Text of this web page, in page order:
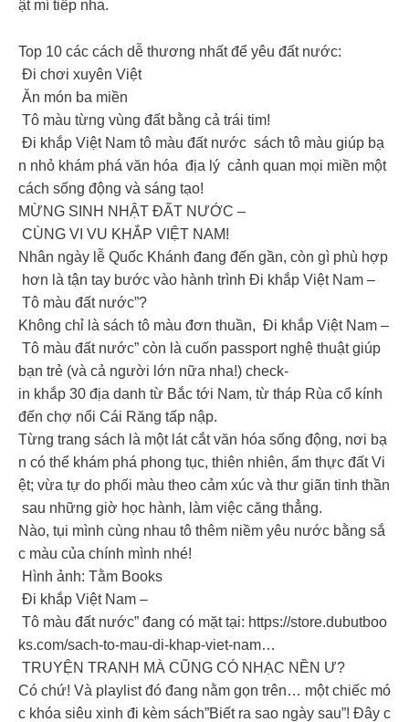
ật mí tiếp nha.
Top 10 các cách dễ thương nhất để yêu đất nước:
Đi chơi xuyên Việt
Ăn món ba miền
Tô màu từng vùng đất bằng cả trái tim!
Đi khắp Việt Nam tô màu đất nước sách tô màu giúp bạ
n nhỏ khám phá văn hóa địa lý cảnh quan mọi miền một
cách sống động và sáng tạo!
MỪNG SINH NHẬT ĐẤT NƯỚC –
CÙNG VI VU KHẮP VIỆT NAM!
Nhân ngày lễ Quốc Khánh đang đến gần, còn gì phù hợp
hơn là tận tay bước vào hành trình Đi khắp Việt Nam –
Tô màu đất nước”?
Không chỉ là sách tô màu đơn thuần, Đi khắp Việt Nam –
Tô màu đất nước” còn là cuốn passport nghệ thuật giúp
bạn trẻ (và cả người lớn nữa nha!) check-
in khắp 30 địa danh từ Bắc tới Nam, từ tháp Rùa cổ kính
đến chợ nổi Cái Răng tấp nập.
Từng trang sách là một lát cắt văn hóa sống động, nơi bạ
n có thể khám phá phong tục, thiên nhiên, ẩm thực đất Vi
ệt; vừa tự do phối màu theo cảm xúc và thư giãn tinh thần
sau những giờ học hành, làm việc căng thẳng.
Nào, tụi mình cùng nhau tô thêm niềm yêu nước bằng sắ
c màu của chính mình nhé!
Hình ảnh: Tằm Books
Đi khắp Việt Nam –
Tô màu đất nước” đang có mặt tại: https://store.dubutboo
ks.com/sach-to-mau-di-khap-viet-nam…
TRUYỆN TRANH MÀ CŨNG CÓ NHẠC NỀN Ư?
Có chứ! Và playlist đó đang nằm gọn trên… một chiếc mó
c khóa siêu xinh đi kèm sách”Biết ra sao ngày sau”! Đây c